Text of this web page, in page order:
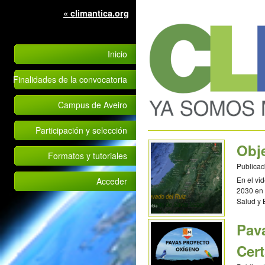
« climantica.org
Inicio
Finalidades de la convocatoria
Campus de Aveiro
Participación y selección
Formatos y tutoriales
Acceder
En el
2030 en
Salud y